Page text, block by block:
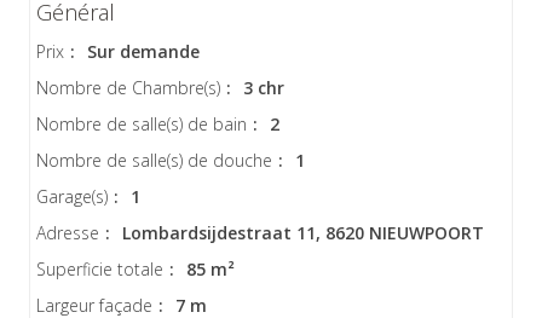
Général
Prix :
Sur demande
Nombre de Chambre(s) :
3 chr
Nombre de salle(s) de bain :
2
Nombre de salle(s) de douche :
1
Garage(s) :
1
Adresse :
Lombardsijdestraat 11, 8620 NIEUWPOORT
Superficie totale :
85 m²
Largeur façade : 7 m